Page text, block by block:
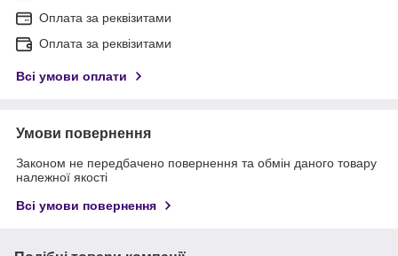
Оплата за реквізитами
Оплата за реквізитами
Всі умови оплати
Умови повернення
Законом не передбачено повернення та обмін даного товару
належної якості
Всі умови повернення